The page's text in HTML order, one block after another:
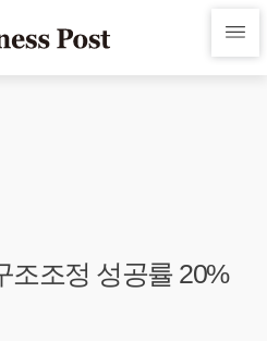
조조정 성공률 20%